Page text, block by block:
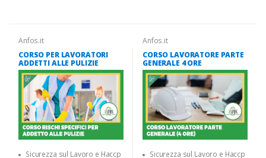
Anfos.it
CORSO PER LAVORATORI
ADDETTI ALLE PULIZIE
Sicurezza sul Lavoro e Haccp
Anfos.it
CORSO LAVORATORE PARTE
GENERALE 4 ORE
Sicurezza sul Lavoro e Haccp